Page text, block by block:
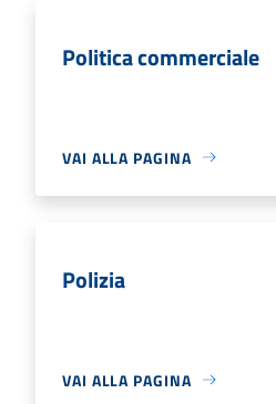
Politica commerciale
VAI ALLA PAGINA
Polizia
VAI ALLA PAGINA